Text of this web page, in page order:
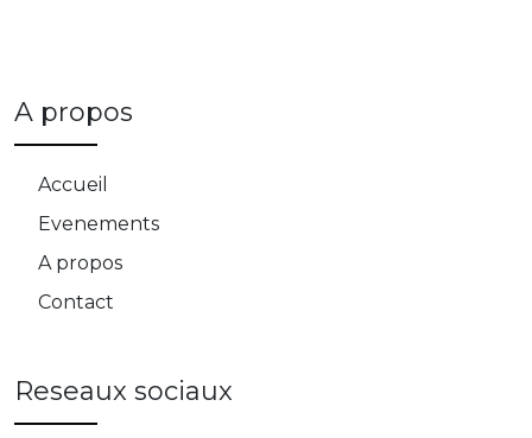
A propos
Accueil
Evenements
A propos
Contact
Reseaux sociaux